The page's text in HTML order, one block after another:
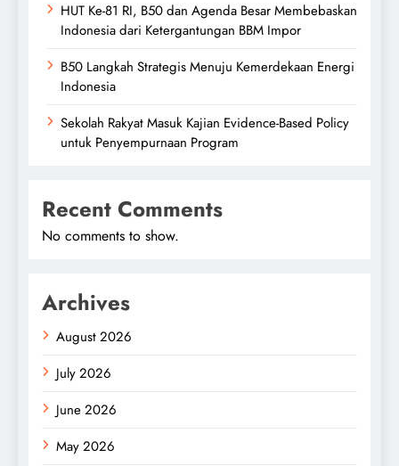
HUT Ke-81 RI, B50 dan Agenda Besar Membebaskan
Indonesia dari Ketergantungan BBM Impor
B50 Langkah Strategis Menuju Kemerdekaan Energi
Indonesia
Sekolah Rakyat Masuk Kajian Evidence-Based Policy
untuk Penyempurnaan Program
Recent Comments
No comments to show.
Archives
August 2026
July 2026
June 2026
May 2026